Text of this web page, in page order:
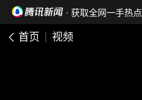
· 获取全网一手热点
首页 视频